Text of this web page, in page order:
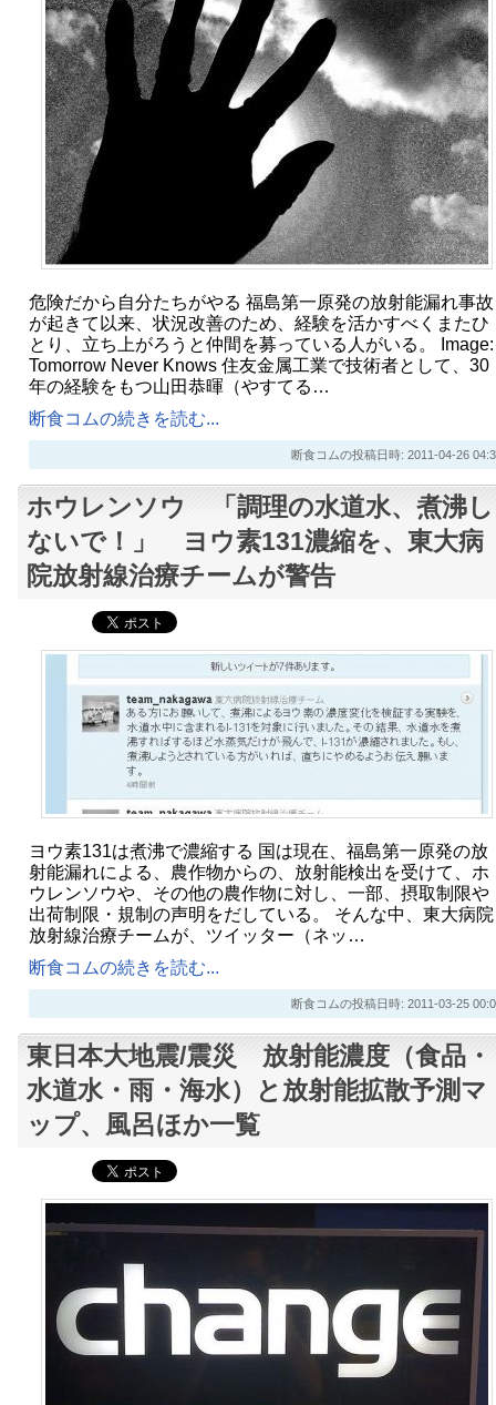
危険だから自分たちがやる 福島第一原発の放射能漏れ事故
が起きて以来、状況改善のため、経験を活かすべくまたひ
とり、立ち上がろうと仲間を募っている人がいる。 Image:
Tomorrow Never Knows 住友金属工業で技術者として、30
年の経験をもつ山田恭暉（やすてる…
断食コムの続きを読む...
断食コムの投稿日時: 2011-04-26
ホウレンソウ 「調理の水道水、煮沸し
ないで！」 ヨウ素131濃縮を、東大病
院放射線治療チームが警告
ヨウ素131は煮沸で濃縮する 国は現在、福島第一原発の放
射能漏れによる、農作物からの、放射能検出を受けて、ホ
ウレンソウや、その他の農作物に対し、一部、摂取制限や
出荷制限・規制の声明をだしている。 そんな中、東大病院
放射線治療チームが、ツイッター（ネッ…
断食コムの続きを読む...
断食コムの投稿日時: 2011-03-25
東日本大地震/震災 放射能濃度（食品・
水道水・雨・海水）と放射能拡散予測マ
ップ、風呂ほか一覧